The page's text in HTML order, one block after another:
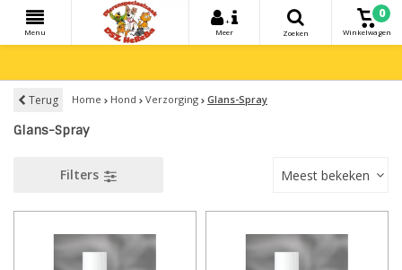
Menu
+
Meer
Zoeken
0
Winkelwagen
Terug Home Hond Verzorging Glans-Spray
Glans-Spray
Filters Meest bekeken